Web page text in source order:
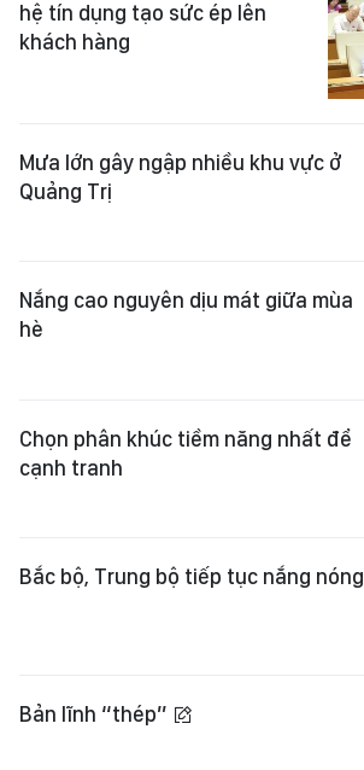
hệ tín dụng tạo sức ép lên
khách hàng
Mưa lớn gây ngập nhiều khu vực ở
Quảng Trị
Nắng cao nguyên dịu mát giữa mùa
hè
Chọn phân khúc tiềm năng nhất để
cạnh tranh
Bắc bộ, Trung bộ tiếp tục nắng nóng
Bản lĩnh “thép”